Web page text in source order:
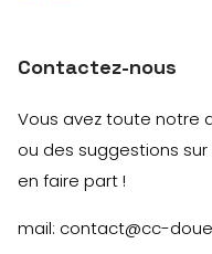
Contactez-nous
Vous avez toute notre
ou des suggestions
en faire part !
mail: contact@cc-